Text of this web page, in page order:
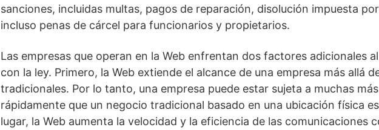
sanciones, incluidas multas, pagos de reparación, disolución impuesta
incluso penas de cárcel para funcionarios y propietarios.
Las empresas que operan en la Web enfrentan dos factores adicionales
con la ley. Primero, la Web extiende el alcance de una empresa más allá
tradicionales. Por lo tanto, una empresa puede estar sujeta a muchas
rápidamente que un negocio tradicional basado en una ubicación física
lugar, la Web aumenta la velocidad y la eficiencia de las comunicaciones